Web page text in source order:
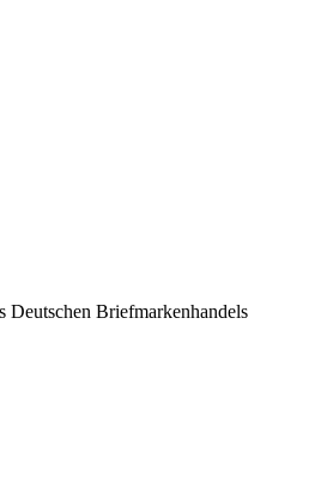
Briefmarkenhandels